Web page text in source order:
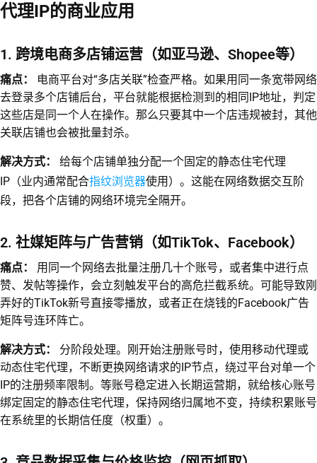
代理IP的商业应用
1. 跨境电商多店铺运营（如亚马逊、Shopee等）
痛点：
电商平台对“多店关联”检查严格。如果用同一条宽带网络
去登录多个店铺后台，平台就能根据检测到的相同IP地址，判定
这些店是同一个人在操作。那么只要其中一个店违规被封，其他
关联店铺也会被批量封杀。
解决方式：
给每个店铺单独分配一个固定的静态住宅代理
IP（业内通常配合指纹浏览器使用）。这能在网络数据交互阶
段，把各个店铺的网络环境完全隔开。
2. 社媒矩阵与广告营销（如TikTok、Facebook）
痛点：
用同一个网络去批量注册几十个账号，或者集中进行点
赞、发帖等操作，会立刻触发平台的高危拦截系统。可能导致刚
弄好的TikTok新号直接零播放，或者正在烧钱的Facebook广告
矩阵号连环阵亡。
解决方式：
分阶段处理。刚开始注册账号时，使用移动代理或
动态住宅代理，不断更换网络请求的IP节点，绕过平台对单一个
IP的注册频率限制。等账号稳定进入长期运营期，就给核心账号
绑定固定的静态住宅代理，保持网络归属地不变，持续积累账号
在系统里的长期信任度（权重）。